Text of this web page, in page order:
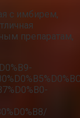
с имбирем,
препаратам,